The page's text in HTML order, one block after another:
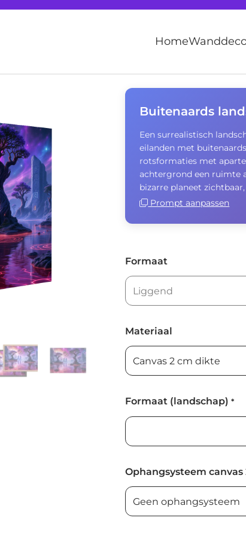
Home
Buitenaards
Een surrealistisch
eilanden met
rotsformaties met
achtergrond een ruimte
bizarre planeet
Prompt aanpassen
Formaat
Materiaal
Formaat (landschap) *
Ophangsysteem canvas